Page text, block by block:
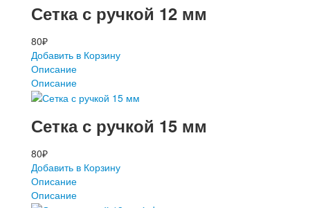
Сетка с ручкой 12 мм
80₽
Добавить в Корзину
Описание
Описание
Сетка с ручкой 15 мм
80₽
Добавить в Корзину
Описание
Описание